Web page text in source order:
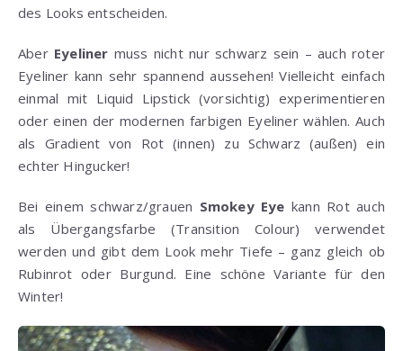
des Looks entscheiden.
Aber Eyeliner muss nicht nur schwarz sein – auch roter
Eyeliner kann sehr spannend aussehen! Vielleicht einfach
einmal mit Liquid Lipstick (vorsichtig) experimentieren
oder einen der modernen farbigen Eyeliner wählen. Auch
als Gradient von Rot (innen) zu Schwarz (außen) ein
echter Hingucker!
Bei einem schwarz/grauen Smokey Eye kann Rot auch
als Übergangsfarbe (Transition Colour) verwendet
werden und gibt dem Look mehr Tiefe – ganz gleich ob
Rubinrot oder Burgund. Eine schöne Variante für den
Winter!